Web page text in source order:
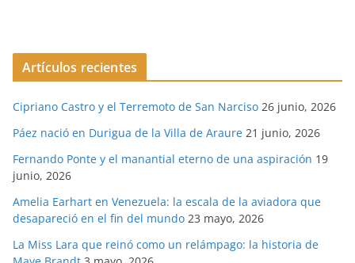
Artículos recientes
Cipriano Castro y el Terremoto de San Narciso 26 junio, 2026
Páez nació en Durigua de la Villa de Araure 21 junio, 2026
Fernando Ponte y el manantial eterno de una aspiración 19
junio, 2026
Amelia Earhart en Venezuela: la escala de la aviadora que
desapareció en el fin del mundo 23 mayo, 2026
La Miss Lara que reinó como un relámpago: la historia de